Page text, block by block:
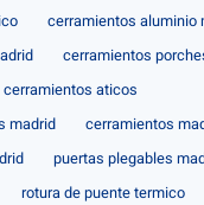
cerramientos aluminio
cerramientos
cerramientos aticos
madrid
cerramientos
puertas plegables
rotura de puente termico